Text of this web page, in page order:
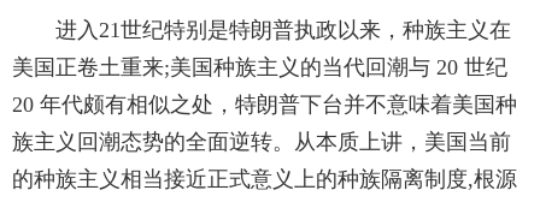
进入21世纪特别是特朗普执政以来，种族主义在
美国正卷土重来;美国种族主义的当代回潮与 20 世纪
20 年代颇有相似之处，特朗普下台并不意味着美国种
族主义回潮态势的全面逆转。从本质上讲，美国当前
的种族主义相当接近正式意义上的种族隔离制度,根源